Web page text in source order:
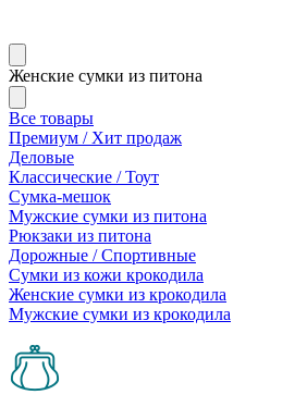
Женские сумки из питона
Все товары
Премиум / Хит продаж
Деловые
Классические / Тоут
Сумка-мешок
Мужские сумки из питона
Рюкзаки из питона
Дорожные / Спортивные
Сумки из кожи крокодила
Женские сумки из крокодила
Мужские сумки из крокодила